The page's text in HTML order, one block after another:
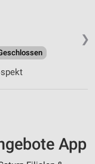
❯
App